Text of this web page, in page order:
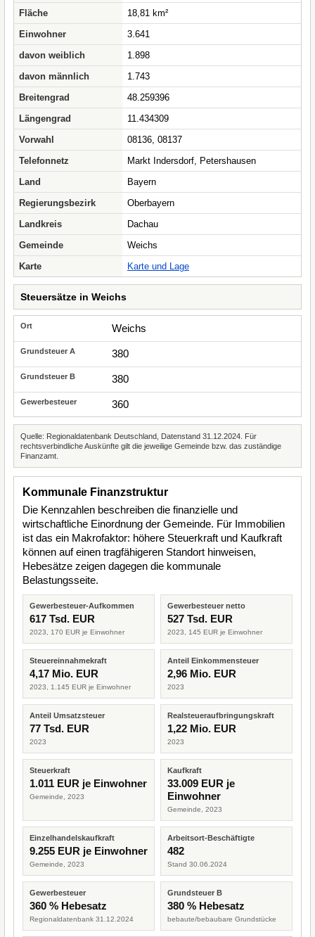
Fläche
18,81 km²
Einwohner
3.641
davon weiblich
1.898
davon männlich
1.743
Breitengrad
48.259396
Längengrad
11.434309
Vorwahl
08136, 08137
Telefonnetz
Markt Indersdorf, Petershausen
Land
Bayern
Regierungsbezirk
Oberbayern
Landkreis
Dachau
Gemeinde
Weichs
Karte
Karte und Lage
Steuersätze in Weichs
Weichs
380
380
360
Quelle: Regionaldatenbank Deutschland, Datenstand 31.12.2024. Für
rechtsverbindliche Auskünfte gilt die jeweilige Gemeinde bzw. das zuständige
Finanzamt.
Kommunale Finanzstruktur
Die Kennzahlen beschreiben die finanzielle und
wirtschaftliche Einordnung der Gemeinde. Für Immobilien
ist das ein Makrofaktor: höhere Steuerkraft und Kaufkraft
können auf einen tragfähigeren Standort hinweisen,
Hebesätze zeigen dagegen die kommunale
Belastungsseite.
Gewerbesteuer-Aufkommen
617 Tsd. EUR
2023, 170 EUR je Einwohner
Gewerbesteuer netto
527 Tsd. EUR
2023, 145 EUR je Einwohner
Steuereinnahmekraft
4,17 Mio. EUR
2023, 1.145 EUR je Einwohner
Anteil Einkommensteuer
2,96 Mio. EUR
2023
Anteil Umsatzsteuer
77 Tsd. EUR
2023
Realsteueraufbringungskraft
1,22 Mio. EUR
2023
Steuerkraft
1.011 EUR je Einwohner
Gemeinde, 2023
Kaufkraft
33.009 EUR je
Einwohner
Gemeinde, 2023
Einzelhandelskaufkraft
9.255 EUR je Einwohner
Gemeinde, 2023
Arbeitsort-Beschäftigte
482
Stand 30.06.2024
Gewerbesteuer
360 % Hebesatz
Regionaldatenbank 31.12.2024
Grundsteuer B
380 % Hebesatz
bebaute/bebaubare Grundstücke